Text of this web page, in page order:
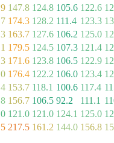
147.8 124.8 105.6 122.6
174.3 128.2 111.4 123.3
163.7 127.6 106.2 125.0
179.5 124.5 107.3 121.4
171.6 123.8 106.5 122.9
176.4 122.2 106.0 123.4
153.7 118.1 100.6 117.4
156.7 106.5 92.2 111.1
121.0 121.0 124.1 125.0
217.5 161.2 144.0 156.8